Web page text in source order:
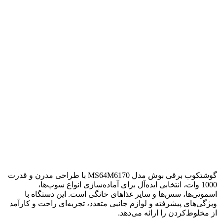
گوشتکوب برقی بوش مدل MS64M6170 با طراحی مدرن و قدرت
1000 وات، انتخابی ایده‌آل برای آماده‌سازی انواع سوپ‌ها،
اسموتی‌ها، سس‌ها و سایر غذاهای خانگی است. این دستگاه با
ویژگی‌های پیشرفته و لوازم جانبی متعدد، تجربه‌ای راحت و کارآمد
از مخلوط‌کردن را ارائه می‌دهد.